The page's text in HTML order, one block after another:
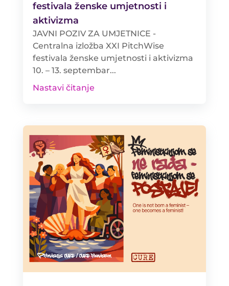
festivala ženske umjetnosti i
aktivizma
JAVNI POZIV ZA UMJETNICE -
Centralna izložba XXI PitchWise
festivala ženske umjetnosti i aktivizma
10. – 13. septembar...
Nastavi čitanje